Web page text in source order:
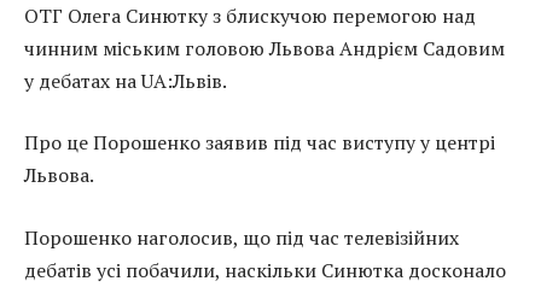
ОТГ Олега Синютку з блискучою перемогою над
чинним міським головою Львова Андрієм Садовим
у дебатах на UA:Львів.
Про це Порошенко заявив під час виступу у центрі
Львова.
Порошенко наголосив, що під час телевізійних
дебатів усі побачили, наскільки Синютка досконало